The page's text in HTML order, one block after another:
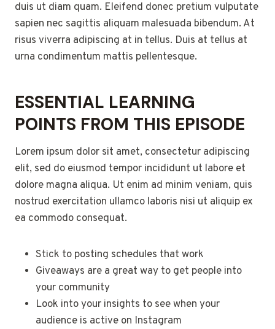
duis ut diam quam. Eleifend donec pretium vulputate
sapien nec sagittis aliquam malesuada bibendum. At
risus viverra adipiscing at in tellus. Duis at tellus at
urna condimentum mattis pellentesque.
ESSENTIAL LEARNING
POINTS FROM THIS EPISODE
Lorem ipsum dolor sit amet, consectetur adipiscing
elit, sed do eiusmod tempor incididunt ut labore et
dolore magna aliqua. Ut enim ad minim veniam, quis
nostrud exercitation ullamco laboris nisi ut aliquip ex
ea commodo consequat.
Stick to posting schedules that work
Giveaways are a great way to get people into
your community
Look into your insights to see when your
audience is active on Instagram